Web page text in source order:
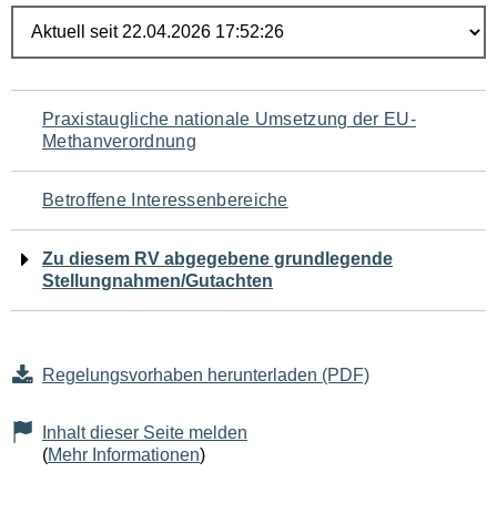
Navigation
für
den
Seiteninhalt
Praxistaugliche nationale Umsetzung der EU-
Methanverordnung
Betroffene Interessenbereiche
Zu diesem RV abgegebene grundlegende
Stellungnahmen/Gutachten
Regelungsvorhaben herunterladen (PDF)
Inhalt dieser Seite melden
(Mehr Informationen)